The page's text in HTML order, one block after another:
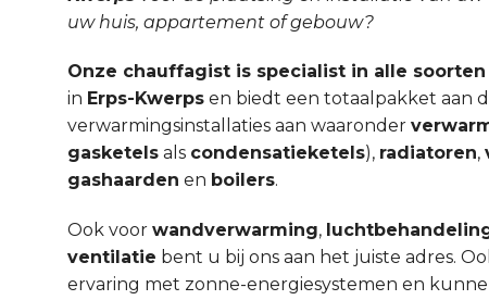
uw huis, appartement of gebouw?
Onze chauffagist is specialist in alle soorten
in Erps-Kwerps en biedt een totaalpakket aan
verwarmingsinstallaties aan waaronder
gasketels als condensatieketels), radiatoren,
gashaarden en boilers.
Ook voor wandverwarming,
ventilatie bent u bij ons aan het juiste adres.
ervaring met zonne-energiesystemen en